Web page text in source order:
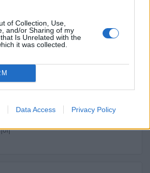
of Collection, Use,
and/or Sharing of my
Is Unrelated with the
it was collected.
Data Access Privacy Policy